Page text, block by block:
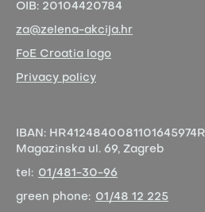
OIB: 20104420784
za@zelena-akcija.hr
FoE Croatia logo
Privacy policy
IBAN: HR4124840081101645974
Magazinska ul. 69, Zagreb
tel: 01/481-30-96
green phone: 01/48 12 225